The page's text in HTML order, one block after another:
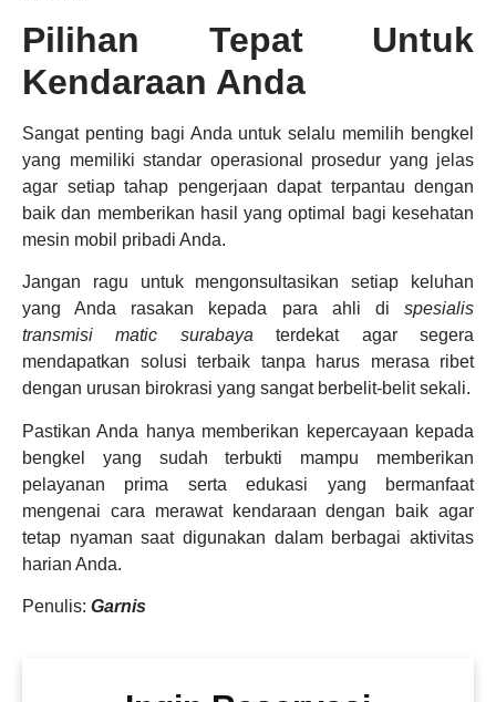
Pilihan Tepat Untuk
Kendaraan Anda
Sangat penting bagi Anda untuk selalu memilih bengkel
yang memiliki standar operasional prosedur yang jelas
agar setiap tahap pengerjaan dapat terpantau dengan
baik dan memberikan hasil yang optimal bagi kesehatan
mesin mobil pribadi Anda.
Jangan ragu untuk mengonsultasikan setiap keluhan
yang Anda rasakan kepada para ahli di spesialis
transmisi matic surabaya terdekat agar segera
mendapatkan solusi terbaik tanpa harus merasa ribet
dengan urusan birokrasi yang sangat berbelit-belit sekali.
Pastikan Anda hanya memberikan kepercayaan kepada
bengkel yang sudah terbukti mampu memberikan
pelayanan prima serta edukasi yang bermanfaat
mengenai cara merawat kendaraan dengan baik agar
tetap nyaman saat digunakan dalam berbagai aktivitas
harian Anda.
Penulis: Garnis